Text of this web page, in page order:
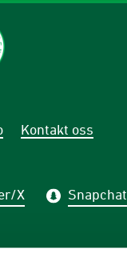
Kontakt oss
X Snapchat